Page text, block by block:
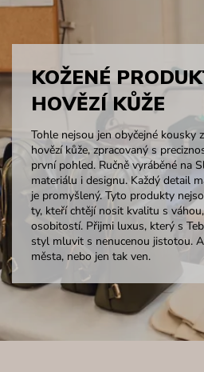
KOŽENÉ
HOVĚZÍ KŮŽE
Tohle nejsou jen obyčejné kousky
hovězí kůže, zpracovaný s
první pohled. Ručně vyráběné na
materiálu i designu. Každý detail
je promyšlený. Tyto produkty
ty, kteří chtějí nosit kvalitu s
osobitostí. Přijmi luxus, který s
styl mluvit s nenucenou jistotou.
města, nebo jen tak ven.